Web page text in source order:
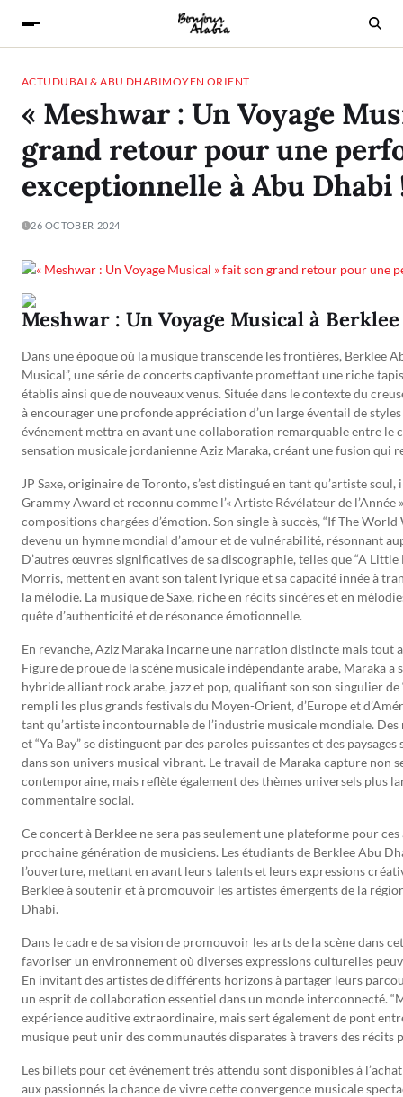
ACTU DUBAI & ABU DHABIMOYEN ORIENT
« Meshwar : Un Voyage
grand retour pour une
exceptionnelle à Abu Dhabi
26 OCTOBER 2024
Meshwar : Un Voyage Musical à
Dans une époque où la musique transcende les frontières, Berklee
Musical”, une série de concerts captivante promettant une riche
établis ainsi que de nouveaux venus. Située dans le contexte du
à encourager une profonde appréciation d’un large éventail de
événement mettra en avant une collaboration remarquable entre le
sensation musicale jordanienne Aziz Maraka, créant une fusion qui
JP Saxe, originaire de Toronto, s’est distingué en tant qu’artiste
Grammy Award et reconnu comme l’« Artiste Révélateur de l’Année
compositions chargées d’émotion. Son single à succès, “If The
devenu un hymne mondial d’amour et de vulnérabilité, résonnant
D’autres œuvres significatives de sa discographie, telles que “A Little
Morris, mettent en avant son talent lyrique et sa capacité innée à
la mélodie. La musique de Saxe, riche en récits sincères et en
quête d’authenticité et de résonance émotionnelle.
En revanche, Aziz Maraka incarne une narration distincte mais tout
Figure de proue de la scène musicale indépendante arabe, Maraka a
hybride alliant rock arabe, jazz et pop, qualifiant son son singulier de
rempli les plus grands festivals du Moyen-Orient, d’Europe et
tant qu’artiste incontournable de l’industrie musicale mondiale.
et “Ya Bay” se distinguent par des paroles puissantes et des
dans son univers musical vibrant. Le travail de Maraka capture non
contemporaine, mais reflète également des thèmes universels plus
commentaire social.
Ce concert à Berklee ne sera pas seulement une plateforme pour
prochaine génération de musiciens. Les étudiants de Berklee Abu
l’ouverture, mettant en avant leurs talents et leurs expressions
Berklee à soutenir et à promouvoir les artistes émergents de la
Dhabi.
Dans le cadre de sa vision de promouvoir les arts de la scène dans
favoriser un environnement où diverses expressions culturelles
En invitant des artistes de différents horizons à partager leurs
un esprit de collaboration essentiel dans un monde interconnecté.
expérience auditive extraordinaire, mais sert également de pont
musique peut unir des communautés disparates à travers des récits
Les billets pour cet événement très attendu sont disponibles à
aux passionnés la chance de vivre cette convergence musicale